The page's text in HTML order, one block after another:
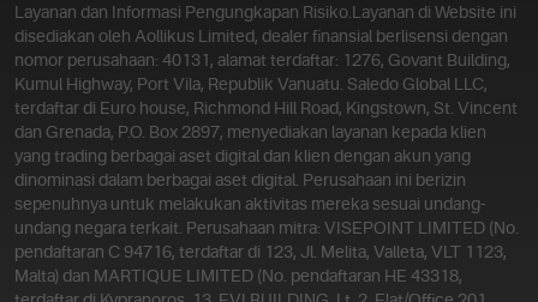
Layanan dan Informasi Pengungkapan Risiko. Layanan di Website ini
disediakan oleh Aollikus Limited, dealer finansial berlisensi dengan
nomor perusahaan: 40131, alamat terdaftar: 1276, Govant Building,
Kumul Highway, Port Vila, Republik Vanuatu. Saledo Global LLC,
terdaftar di Euro house, Richmond Hill Road, Kingstown, St. Vincent
dan Grenada, P.O. Box 2897, menyediakan layanan kepada klien
yang trading berbagai aset digital dan klien dengan akun yang
dinominasi dalam berbagai aset digital. Perusahaan ini berizin
sepenuhnya untuk melakukan aktivitas mereka sesuai undang-
undang negara terkait. Perusahaan mitra: VISEPOINT LIMITED (No.
pendaftaran C 94716, terdaftar di 123, Jl. Melita, Valleta, VLT 1123,
Malta) dan MARTIQUE LIMITED (No. pendaftaran HE 43318,